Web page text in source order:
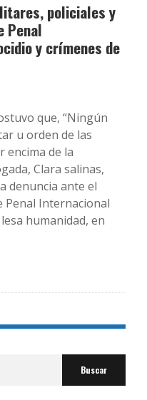
policiales y
Penal
y crímenes de
que, “Ningún
u orden de las
encima de la
Clara salinas,
denuncia ante el
Penal Internacional
humanidad, en